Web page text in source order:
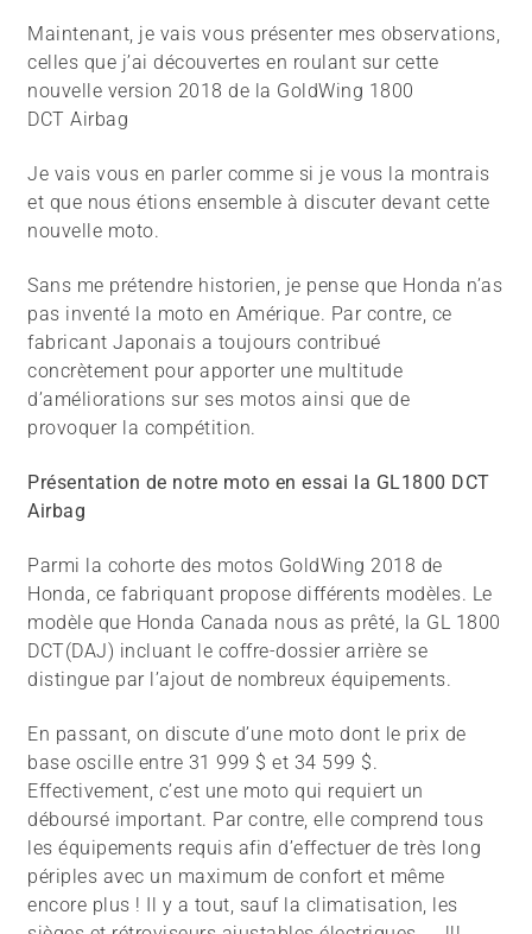
Maintenant, je vais vous présenter mes observations,
celles que j’ai découvertes en roulant sur cette
nouvelle version 2018 de la GoldWing 1800
DCT Airbag
Je vais vous en parler comme si je vous la montrais
et que nous étions ensemble à discuter devant cette
nouvelle moto.
Sans me prétendre historien, je pense que Honda n’as
pas inventé la moto en Amérique. Par contre, ce
fabricant Japonais a toujours contribué
concrètement pour apporter une multitude
d’améliorations sur ses motos ainsi que de
provoquer la compétition.
Présentation de notre moto en essai la GL1800 DCT
Airbag
Parmi la cohorte des motos GoldWing 2018 de
Honda, ce fabriquant propose différents modèles. Le
modèle que Honda Canada nous as prêté, la GL 1800
DCT(DAJ) incluant le coffre-dossier arrière se
distingue par l’ajout de nombreux équipements.
En passant, on discute d’une moto dont le prix de
base oscille entre 31 999 $ et 34 599 $.
Effectivement, c’est une moto qui requiert un
déboursé important. Par contre, elle comprend tous
les équipements requis afin d’effectuer de très long
périples avec un maximum de confort et même
encore plus ! Il y a tout, sauf la climatisation, les